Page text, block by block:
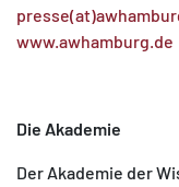
www.awhamburg.de
Die Akademie
Der Akademie der